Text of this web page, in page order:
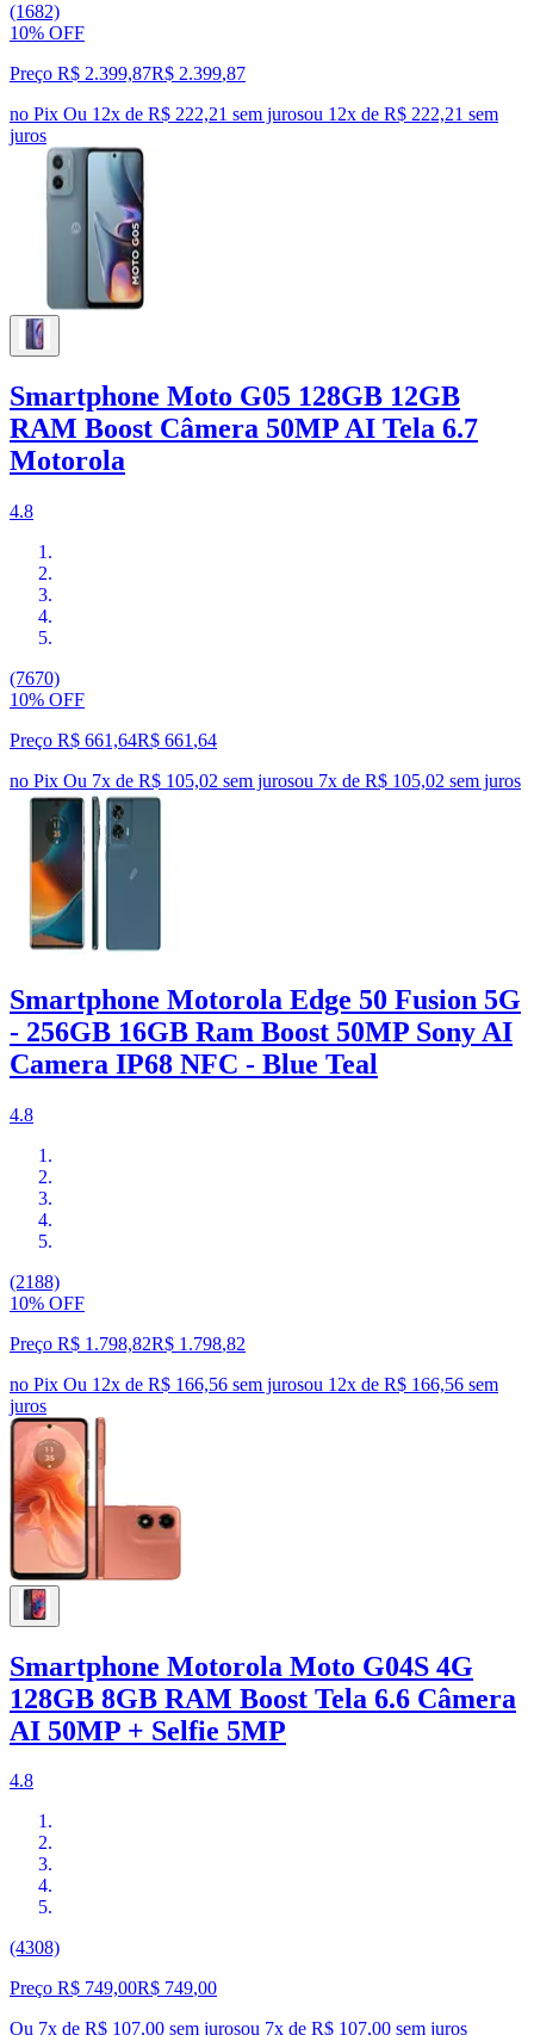
(1682)
10% OFF
Preço R$ 2.399,87R$ 2.399,87
no Pix Ou 12x de R$ 222,21 sem jurosou 12x de R$ 222,21 sem
juros
Smartphone Moto G05 128GB 12GB
RAM Boost Câmera 50MP AI Tela 6.7
Motorola
4.8
(7670)
10% OFF
Preço R$ 661,64R$ 661 ,64
no Pix Ou 7x de R$ 105,02 sem jurosou 7x de R$ 105,02 sem juros
Smartphone Motorola Edge 50 Fusion 5G
- 256GB 16GB Ram Boost 50MP Sony AI
Camera IP68 NFC - Blue Teal
4.8
(2188)
10% OFF
Preço R$ 1.798,82R$ 1.798,82
no Pix Ou 12x de R$ 166,56 sem jurosou 12x de R$ 166,56 sem
juros
Smartphone Motorola Moto G04S 4G
128GB 8GB RAM Boost Tela 6.6 Câmera
AI 50MP + Selfie 5MP
4.8
(4308)
Preço R$ 749,00R$ 749,00
Ou 7x de R$ 107,00 sem jurosou 7x de R$ 107,00 sem juros